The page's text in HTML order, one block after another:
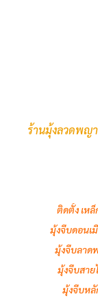
ร้านมุ้งลวดพญ
ติดตั้ง เห
มุ้งจีบดอนเ
มุ้งจีบลาด
มุ้งจีบสาย
มุ้งจีบหลั